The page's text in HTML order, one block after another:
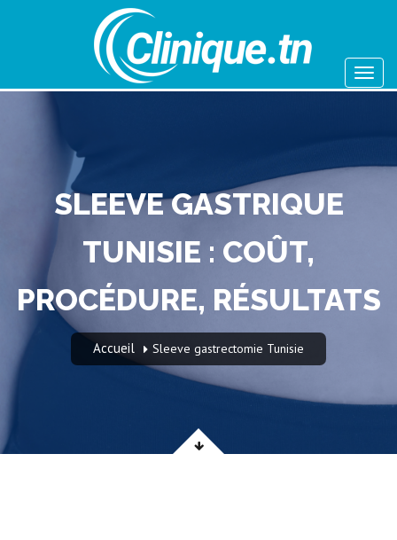
SLEEVE GASTRIQUE
TUNISIE : COÛT,
PROCÉDURE, RÉSULTATS
Accueil Sleeve gastrectomie Tunisie